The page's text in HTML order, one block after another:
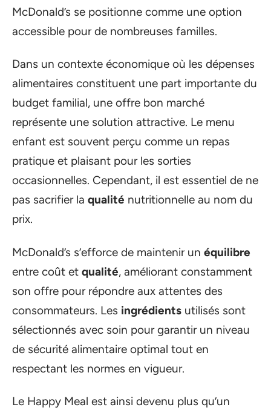
McDonald’s se positionne comme une option
accessible pour de nombreuses familles.
Dans un contexte économique où les dépenses
alimentaires constituent une part importante du
budget familial, une offre bon marché
représente une solution attractive. Le menu
enfant est souvent perçu comme un repas
pratique et plaisant pour les sorties
occasionnelles. Cependant, il est essentiel de ne
pas sacrifier la qualité nutritionnelle au nom du
prix.
McDonald’s s’efforce de maintenir un équilibre
entre coût et qualité, améliorant constamment
son offre pour répondre aux attentes des
consommateurs. Les ingrédients utilisés sont
sélectionnés avec soin pour garantir un niveau
de sécurité alimentaire optimal tout en
respectant les normes en vigueur.
Le Happy Meal est ainsi devenu plus qu’un